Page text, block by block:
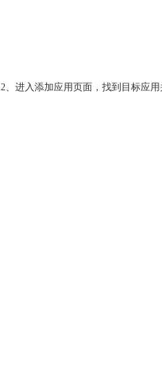
2、进入添加应用页面，找到目标应用